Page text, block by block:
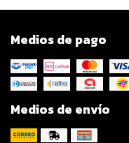
Medios de pago
Medios de envío